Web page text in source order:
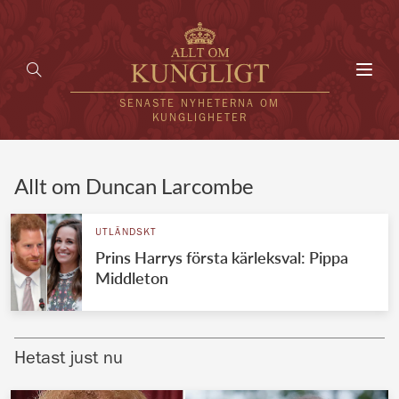
SENASTE NYHETERNA OM
KUNGLIGHETER
UTLÄNDSKT
VÄRLDENS KUNGAHUS
Brittiska kungahuset
Allt om Duncan Larcombe
UTLÄNDSKT
Prins Harrys första kärleksval: Pippa
Middleton
Hetast just nu